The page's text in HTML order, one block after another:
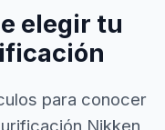
elegir tu
para conocer
Nikken,